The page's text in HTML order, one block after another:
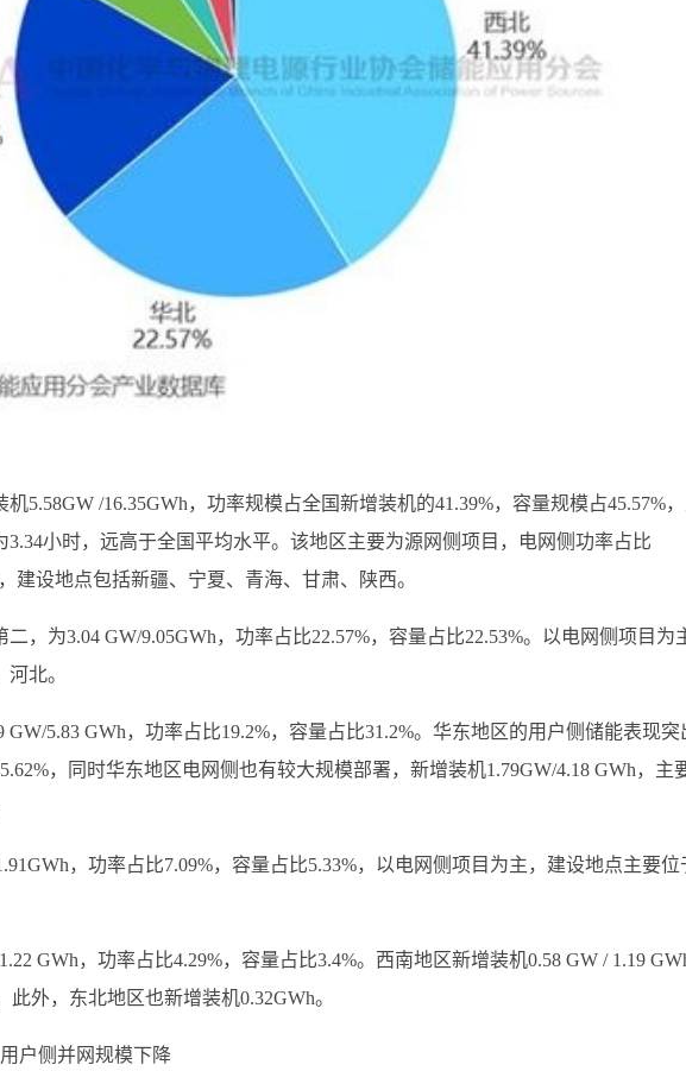
5.58GW /16.35GWh，功率规模占全国新增装机的41.39%，容量规模占45.57%
小时，远高于全国平均水平。该地区主要为源网侧项目，电网侧功率占比
建设地点包括新疆、宁夏、青海、甘肃、陕西。
，为3.04 GW/9.05GWh，功率占比22.57%，容量占比22.53%。以电网侧项目为
北。
5.83 GWh，功率占比19.2%，容量占比31.2%。华东地区的用户侧储能表现突
，同时华东地区电网侧也有较大规模部署，新增装机1.79GW/4.18 GWh，主
，功率占比7.09%，容量占比5.33%，以电网侧项目为主，建设地点主要位
GWh，功率占比4.29%，容量占比3.4%。西南地区新增装机0.58 GW / 1.19
外，东北地区也新增装机0.32GWh。
户侧并网规模下降